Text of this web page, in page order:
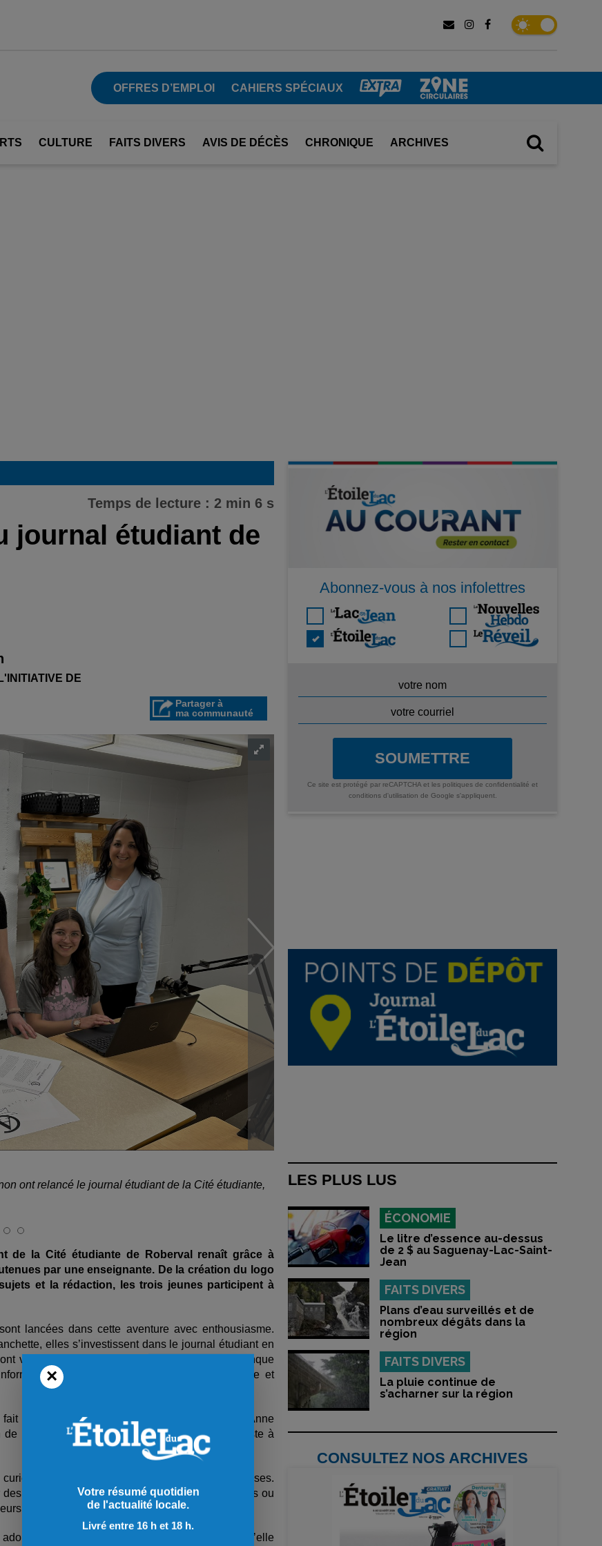
OFFRES D’EMPLOI CAHIERS SPÉCIAUX
CULTURE FAITS DIVERS AVIS DE DÉCÈS CHRONIQUE ARCHIVES
Temps de lecture : 2 min 6 s
journal étudiant de
DE
Partager à
ma communauté
ont relancé le journal étudiant de la Cité étudiante,
de la Cité étudiante de Roberval renaît grâce à
par une enseignante. De la création du logo
et la rédaction, les trois jeunes participent à
lancées dans cette aventure avec enthousiasme.
elles s’investissent dans le journal étudiant en
voulu relancer le journal pour répondre au manque
les élèves sur l’actualité scolaire, sportive et
fait un plan de match tout de suite, dit Andrée-Anne
semaine, le journal était déjà fini. Il restait juste à
J’aime ça apprendre des nouvelles choses.
trucs sur l’espace comme les aurores boréales ou
bientôt consacrée à l’astrologie dans le journal.
s’informer sur l’actualité et transmettre ce qu’elle
Abonnez-vous à nos infolettres
SOUMETTRE
Ce site est protégé par reCAPTCHA et les politiques de confidentialité et
conditions d'utilisation de Google s'appliquent.
LES PLUS LUS
ÉCONOMIE
Le litre d’essence au-dessus
de 2 $ au Saguenay-Lac-Saint-
Jean
FAITS DIVERS
Plans d’eau surveillés et de
nombreux dégâts dans la
région
FAITS DIVERS
La pluie continue de
s’acharner sur la région
CONSULTEZ NOS ARCHIVES
×
Votre résumé quotidien
de l'actualité locale.
Livré entre 16 h et 18 h.